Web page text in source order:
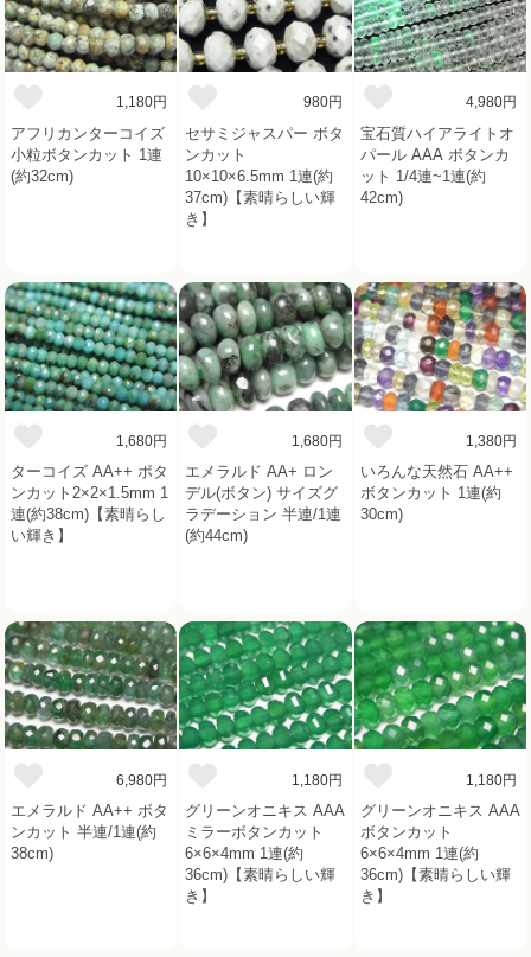
1,180円
アフリカンターコイズ
小粒ボタンカット 1連
(約32cm)
980円
セサミジャスパー ボタ
ンカット
10×10×6.5mm 1連(約
37cm)【素晴らしい輝
き】
4,980円
宝石質ハイアライトオ
パール AAA ボタンカ
ット 1/4連~1連(約
42cm)
1,680円
ターコイズ AA++ ボタ
ンカット2×2×1.5mm 1
連(約38cm)【素晴らし
い輝き】
1,680円
エメラルド AA+ ロン
デル(ボタン) サイズグ
ラデーション 半連/1連
(約44cm)
1,380円
いろんな天然石 AA++
ボタンカット 1連(約
30cm)
6,980円
エメラルド AA++ ボタ
ンカット 半連/1連(約
38cm)
1,180円
グリーンオニキス AAA
ミラーボタンカット
6×6×4mm 1連(約
36cm)【素晴らしい輝
き】
1,180円
グリーンオニキス AAA
ボタンカット
6×6×4mm 1連(約
36cm)【素晴らしい輝
き】